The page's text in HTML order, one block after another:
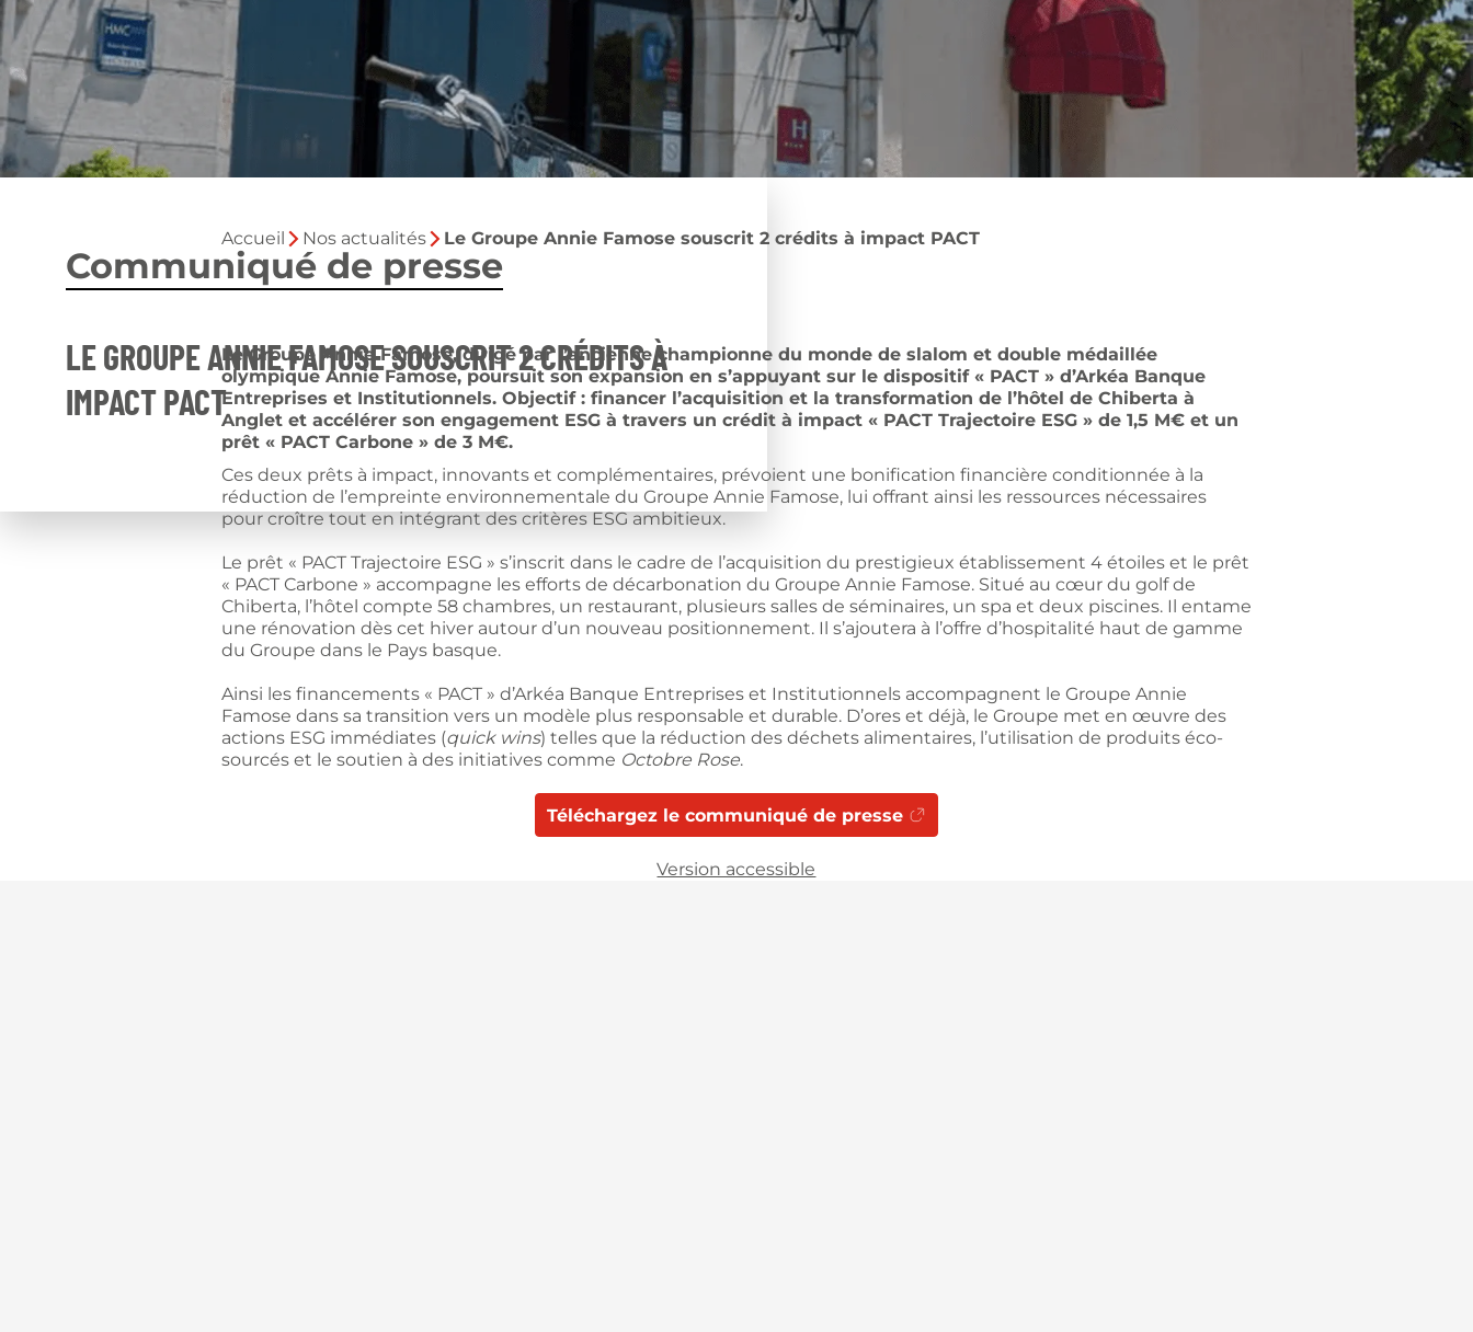
LE GROUPE ANNIE FAMOSE SOUSCRIT 2 CRÉDITS À
IMPACT PACT
Communiqué de presse
Accueil Nos actualités Le Groupe Annie Famose souscrit 2 crédits à impact PACT
Le Groupe Annie Famose, dirigé par l’ancienne championne du monde de slalom et double médaillée
olympique Annie Famose, poursuit son expansion en s’appuyant sur le dispositif « PACT » d’Arkéa Banque
Entreprises et Institutionnels. Objectif : financer l’acquisition et la transformation de l’hôtel de Chiberta à
Anglet et accélérer son engagement ESG à travers un crédit à impact « PACT Trajectoire ESG » de 1,5 M€ et un
prêt « PACT Carbone » de 3 M€.
Ces deux prêts à impact, innovants et complémentaires, prévoient une bonification financière conditionnée à la
réduction de l’empreinte environnementale du Groupe Annie Famose, lui offrant ainsi les ressources nécessaires
pour croître tout en intégrant des critères ESG ambitieux.
Le prêt « PACT Trajectoire ESG » s’inscrit dans le cadre de l’acquisition du prestigieux établissement 4 étoiles et le prêt
« PACT Carbone » accompagne les efforts de décarbonation du Groupe Annie Famose. Situé au cœur du golf de
Chiberta, l’hôtel compte 58 chambres, un restaurant, plusieurs salles de séminaires, un spa et deux piscines. Il entame
une rénovation dès cet hiver autour d’un nouveau positionnement. Il s’ajoutera à l’offre d’hospitalité haut de gamme
du Groupe dans le Pays basque.
Ainsi les financements « PACT » d’Arkéa Banque Entreprises et Institutionnels accompagnent le Groupe Annie
Famose dans sa transition vers un modèle plus responsable et durable. D’ores et déjà, le Groupe met en œuvre des
actions ESG immédiates (quick wins) telles que la réduction des déchets alimentaires, l’utilisation de produits éco-
sourcés et le soutien à des initiatives comme Octobre Rose.
Téléchargez le communiqué de presse
Version accessible